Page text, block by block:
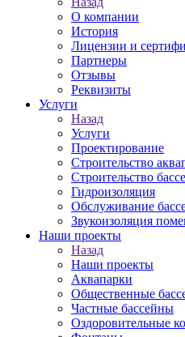
О компании
История
Лицензии и
Партнеры
Отзывы
Реквизиты
Услуги
Назад
Услуги
Проектирование
Строительство
Строительство
Гидроизоляция
Обслуживание
Звукоизоляция
Наши проекты
Назад
Наши проекты
Аквапарки
Общественные
Частные бассейны
Оздоровительные